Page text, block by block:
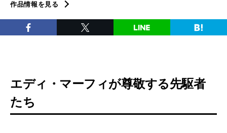
作品情報を見る
エディ・マーフィが尊敬する先駆者
たち